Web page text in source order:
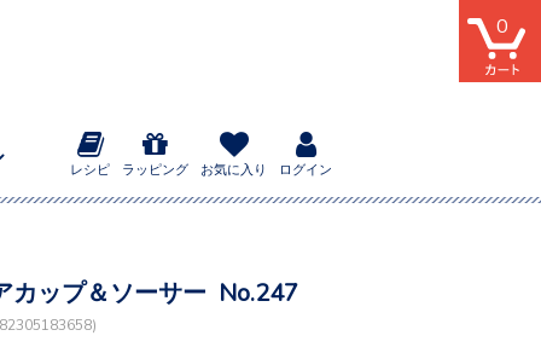
レシピ ラッピング お気に入り ログイン
0
カップ＆ソーサー No.247